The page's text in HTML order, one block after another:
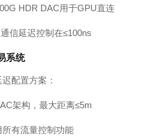
HDR DAC用于GPU直连
信延迟控制在≤100ns
系统
配置方案：
架构，最大距离≤5m
所有流量控制功能